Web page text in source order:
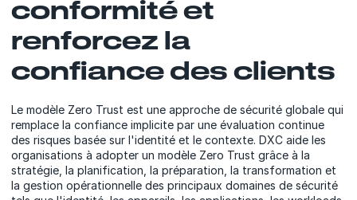
conformité et
renforcez la
confiance des clients
Le modèle Zero Trust est une approche de sécurité globale qui
remplace la confiance implicite par une évaluation continue
des risques basée sur l'identité et le contexte. DXC aide les
organisations à adopter un modèle Zero Trust grâce à la
stratégie, la planification, la préparation, la transformation et
la gestion opérationnelle des principaux domaines de sécurité